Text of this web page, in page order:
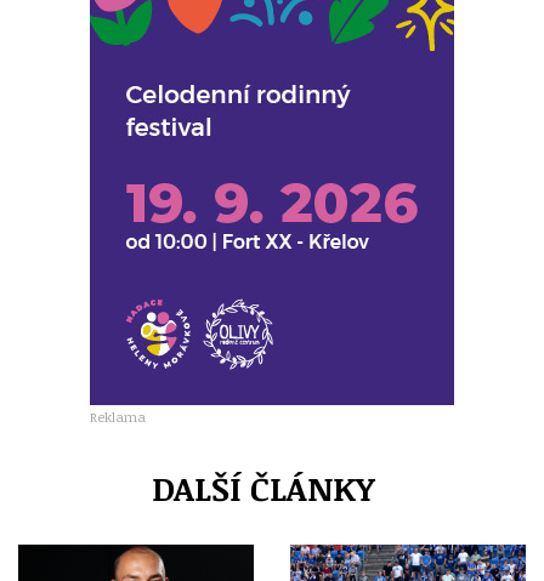
Reklama
DALŠÍ ČLÁNKY